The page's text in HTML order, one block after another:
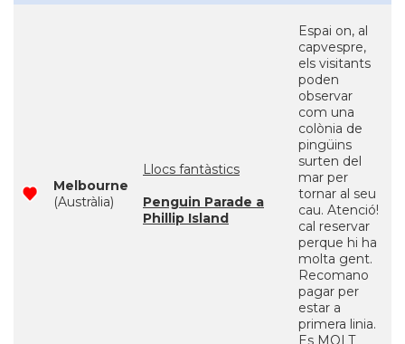
Melbourne
(Austràlia)
Llocs fantàstics
Penguin Parade a
Phillip Island
Espai on, al
capvespre,
els visitants
poden
observar
com una
colònia de
pingüins
surten del
mar per
tornar al seu
cau. Atenció!
cal reservar
perque hi ha
molta gent.
Recomano
pagar per
estar a
primera linia.
Es MOLT